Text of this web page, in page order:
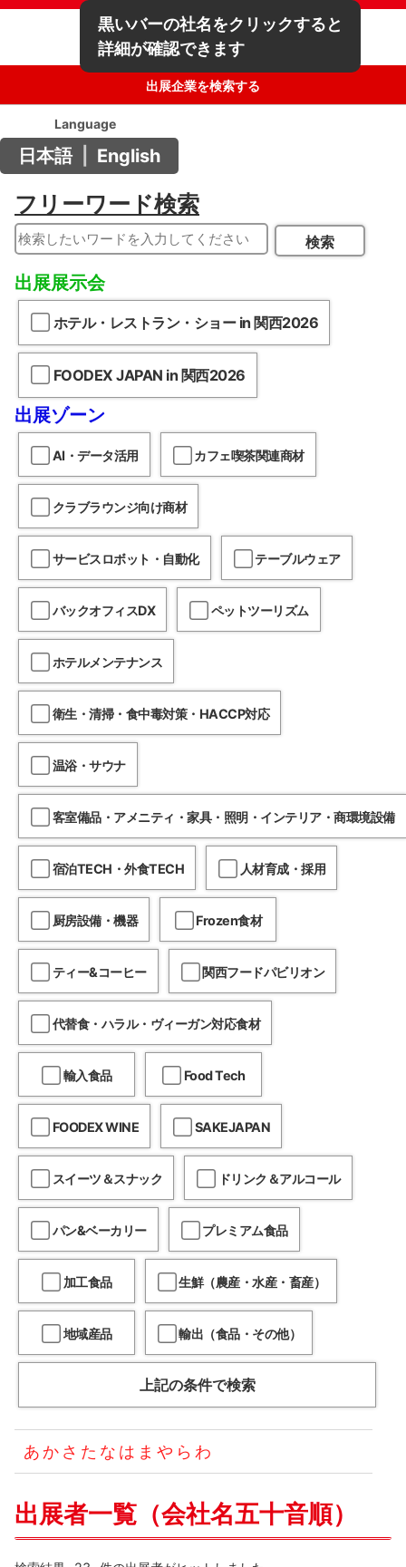
出展企業を検索する
Language
日本語 English
黒いバーの社名をクリックすると
詳細が確認できます
フリーワード検索
検索
出展展示会
ホテル・レストラン・ショー in 関西2026
FOODEX JAPAN in 関西2026
出展ゾーン
AI・データ活用 カフェ喫茶関連商材
クラブラウンジ向け商材
サービスロボット・自動化 テーブルウェア
バックオフィスDX ペットツーリズム
ホテルメンテナンス
衛生・清掃・食中毒対策・HACCP対応
温浴・サウナ
客室備品・アメニティ・家具・照明・インテリア・商環境設備
宿泊TECH・外食TECH 人材育成・採用
厨房設備・機器 Frozen食材
ティー&コーヒー 関西フードパビリオン
代替食・ハラル・ヴィーガン対応食材
輸入食品 Food Tech
FOODEX WINE SAKEJAPAN
スイーツ＆スナック ドリンク＆アルコール
パン&ベーカリー プレミアム食品
加工食品 生鮮（農産・水産・畜産）
地域産品 輸出（食品・その他）
上記の条件で検索
あか さ た な は ま や ら わ
出展者一覧（会社名五十音順）